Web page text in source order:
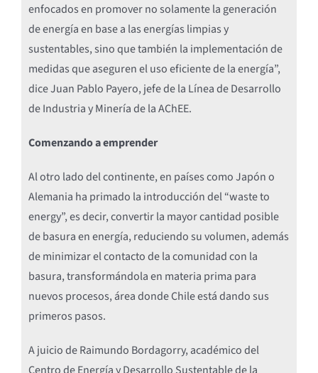
enfocados en promover no solamente la generación
de energía en base a las energías limpias y
sustentables, sino que también la implementación de
medidas que aseguren el uso eficiente de la energía”,
dice Juan Pablo Payero, jefe de la Línea de Desarrollo
de Industria y Minería de la AChEE.
Comenzando a emprender
Al otro lado del continente, en países como Japón o
Alemania ha primado la introducción del “waste to
energy”, es decir, convertir la mayor cantidad posible
de basura en energía, reduciendo su volumen, además
de minimizar el contacto de la comunidad con la
basura, transformándola en materia prima para
nuevos procesos, área donde Chile está dando sus
primeros pasos.
A juicio de Raimundo Bordagorry, académico del